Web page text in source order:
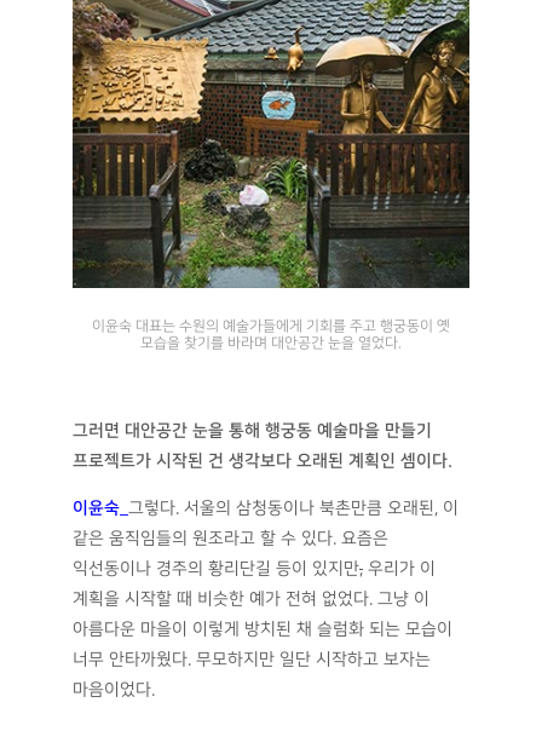
이윤숙 대표는 수원의 예술가들에게 기회를 주고 행궁동이 옛
모습을 찾기를 바라며 대안공간 눈을 열었다.
그러면 대안공간 눈을 통해 행궁동 예술마을 만들기
프로젝트가 시작된 건 생각보다 오래된 계획인 셈이다.
이윤숙 그렇다. 서울의 삼청동이나 북촌만큼 오래된, 이
같은 움직임들의 원조라고 할 수 있다. 요즘은
익선동이나 경주의 황리단길 등이 있지만, 우리가 이
계획을 시작할 때 비슷한 예가 전혀 없었다. 그냥 이
아름다운 마을이 이렇게 방치된 채 슬럼화 되는 모습이
너무 안타까웠다. 무모하지만 일단 시작하고 보자는
마음이었다.